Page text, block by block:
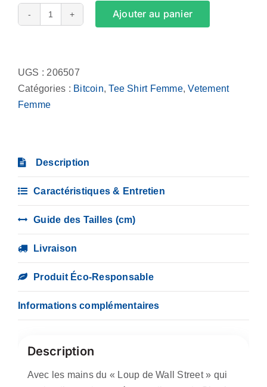
quantité
Shirt
Femme
-
Ajouter au panier
UGS : 206507
Catégories : Bitcoin,Tee Shirt Femme,Vetement
Femme
Description
Caractéristiques & Entretien
Guide des Tailles (cm)
Livraison
Produit Éco-Responsable
Informations complémentaires
Description
Avec les mains du « Loup de Wall Street » qui